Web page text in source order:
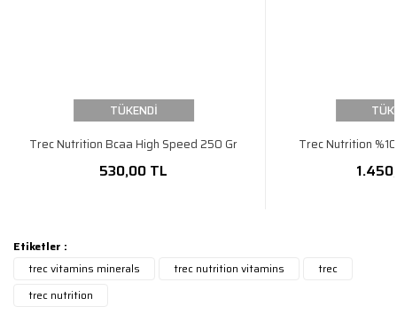
TÜKENDİ
Trec Nutrition Bcaa High Speed 250 Gr
530,00 TL
Trec Nutrition
Etiketler :
trec vitamins minerals
trec nutrition vitamins
trec
trec nutrition